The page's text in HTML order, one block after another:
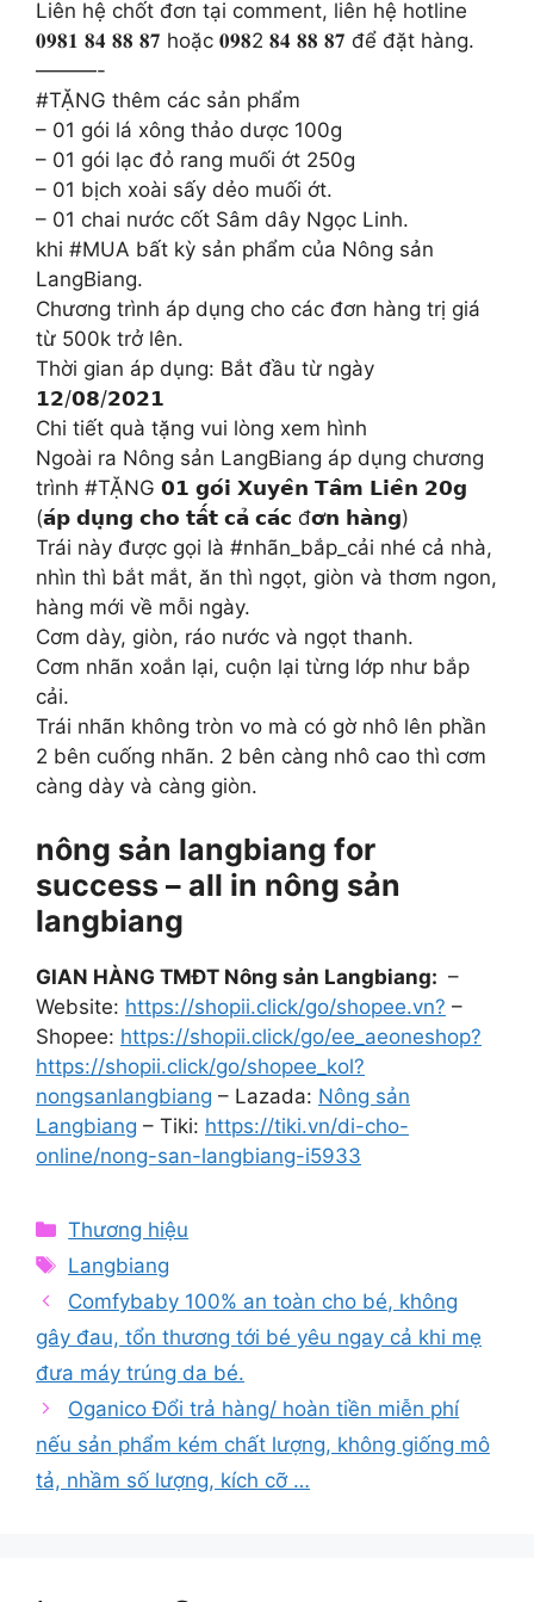
Liên hệ chốt đơn tại comment, liên hệ hotline
𝟎𝟗𝟖𝟏 𝟖𝟒 𝟖𝟖 𝟖𝟕 hoặc 𝟎𝟗𝟖2 𝟖𝟒 𝟖𝟖 𝟖𝟕 để đặt hàng.
———-
#TẶNG thêm các sản phẩm
– 01 gói lá xông thảo dược 100g
– 01 gói lạc đỏ rang muối ớt 250g
– 01 bịch xoài sấy dẻo muối ớt.
– 01 chai nước cốt Sâm dây Ngọc Linh.
khi #MUA bất kỳ sản phẩm của Nông sản
LangBiang.
Chương trình áp dụng cho các đơn hàng trị giá
từ 500k trở lên.
Thời gian áp dụng: Bắt đầu từ ngày
𝟭𝟮/𝟬𝟴/𝟮𝟬𝟮𝟭
Chi tiết quà tặng vui lòng xem hình
Ngoài ra Nông sản LangBiang áp dụng chương
trình #TẶNG 𝟬𝟭 𝗴𝗼́𝗶 𝗫𝘂𝘆𝗲̂𝗻 𝗧𝗮̂𝗺 𝗟𝗶𝗲̂𝗻 𝟮𝟬𝗴
(𝗮́𝗽 𝗱𝘂̣𝗻𝗴 𝗰𝗵𝗼 𝘁𝗮̂́𝘁 𝗰𝗮̉ 𝗰𝗮́𝗰 đ𝗼̛𝗻 𝗵𝗮̀𝗻𝗴)
Trái này được gọi là #nhãn_bắp_cải nhé cả nhà,
nhìn thì bắt mắt, ăn thì ngọt, giòn và thơm ngon,
hàng mới về mỗi ngày.
Cơm dày, giòn, ráo nước và ngọt thanh.
Cơm nhãn xoắn lại, cuộn lại từng lớp như bắp
cải.
Trái nhãn không tròn vo mà có gờ nhô lên phần
2 bên cuống nhãn. 2 bên càng nhô cao thì cơm
càng dày và càng giòn.
nông sản langbiang for
success – all in nông sản
langbiang
GIAN HÀNG TMĐT Nông sản Langbiang: –
Website: https://shopii.click/go/shopee.vn? –
Shopee: https://shopii.click/go/ee_aeoneshop?
https://shopii.click/go/shopee_kol?
nongsanlangbiang – Lazada: Nông sản
Langbiang – Tiki: https://tiki.vn/di-cho-
online/nong-san-langbiang-i5933
Categories
Thương hiệu
Tags
Langbiang
Comfybaby 100% an toàn cho bé, không
gây đau, tổn thương tới bé yêu ngay cả khi mẹ
đưa máy trúng da bé.
Oganico Đổi trả hàng/ hoàn tiền miễn phí
nếu sản phẩm kém chất lượng, không giống mô
tả, nhầm số lượng, kích cỡ …